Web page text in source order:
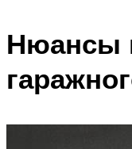
Нюансы